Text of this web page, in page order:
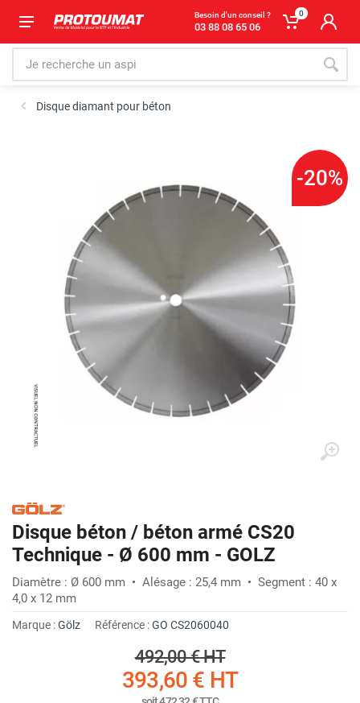
Besoin d'un conseil ?
03 88 08 65 06
0
Disque diamant pour béton
-20%
Disque béton / béton armé CS20
Technique - Ø 600 mm - GOLZ
Diamètre : Ø 600 mm • Alésage : 25,4 mm • Segment : 40 x
4,0 x 12 mm
Marque :Gölz Référence :GO CS2060040
492,00 €HT
393,60 € HT